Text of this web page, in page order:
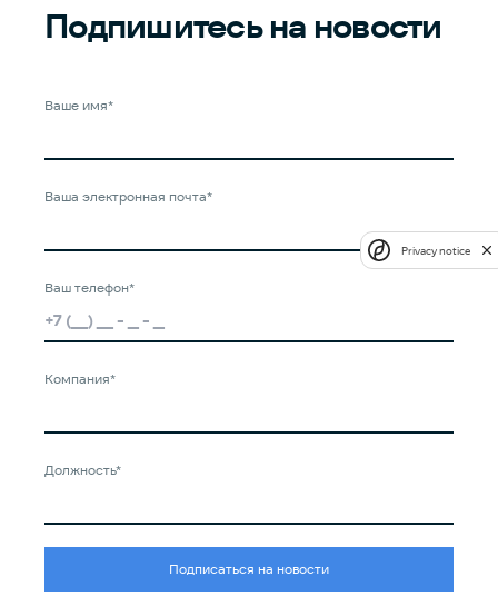
Подпишитесьна новости
Ваше имя*
Ваша электронная почта*
Ваш телефон*
Компания*
Должность*
Подписаться на новости
Privacy notice